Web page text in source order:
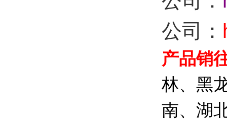
公司：
产品销
林、黑
南、湖